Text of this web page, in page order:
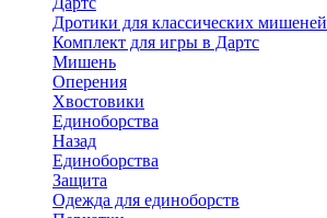
Дротики для классических мишеней
Комплект для игры в Дартс
Мишень
Оперения
Хвостовики
Единоборства
Назад
Единоборства
Защита
Одежда для единоборств